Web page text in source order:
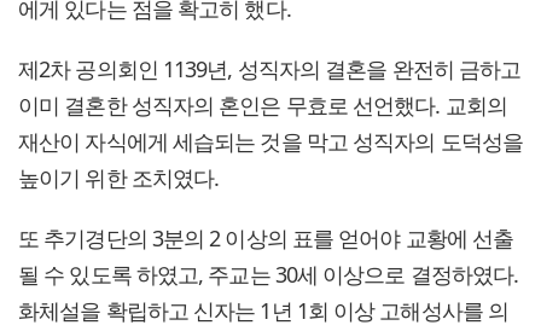
에게 있다는 점을 확고히 했다.
제2차 공의회인 1139년, 성직자의 결혼을 완전히 금하고
이미 결혼한 성직자의 혼인은 무효로 선언했다. 교회의
재산이 자식에게 세습되는 것을 막고 성직자의 도덕성을
높이기 위한 조치였다.
또 추기경단의 3분의 2 이상의 표를 얻어야 교황에 선출
될 수 있도록 하였고, 주교는 30세 이상으로 결정하였다.
화체설을 확립하고 신자는 1년 1회 이상 고해성사를 의